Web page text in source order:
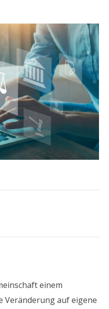
einem
Veränderung auf eigene